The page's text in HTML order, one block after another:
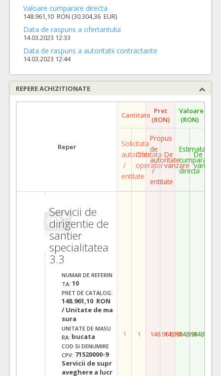
Valoare cumparare directa
148.961,10 RON (30.304,36 EUR)
Data de raspuns a ofertantului
14.03.2023 12:33
Data de raspuns a autoritatii contractante
14.03.2023 12:44
REPERE ACHIZITIONATE
Reper
Cantitate Pret
(RON)
Valoare
(RON)
Solicitata
autoritate
/
entitate
Ofertata
operator
Propus
de
autoritate
/
entitate
De
vanzare
Estimata
cumparare
directa
De
vanzare
Servicii de
dirigentie de
santier
specialitatea
3.3
NUMAR DE REFERIN
TA: 10
PRET DE CATALOG:
148.961,10 RON
/ Unitate de ma
sura
UNITATE DE MASU
RA: bucata
COD SI DENUMIRE
CPV: 71520000-9
Servicii de supr
aveghere a lucr
1 1 148.961,10
148.961,10
148.961,10